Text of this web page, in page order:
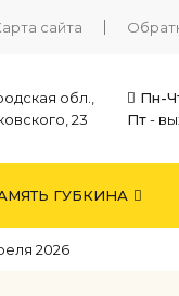
сайта
обл.,
23
Пн-
Пт-
ГУБКИНА
2026